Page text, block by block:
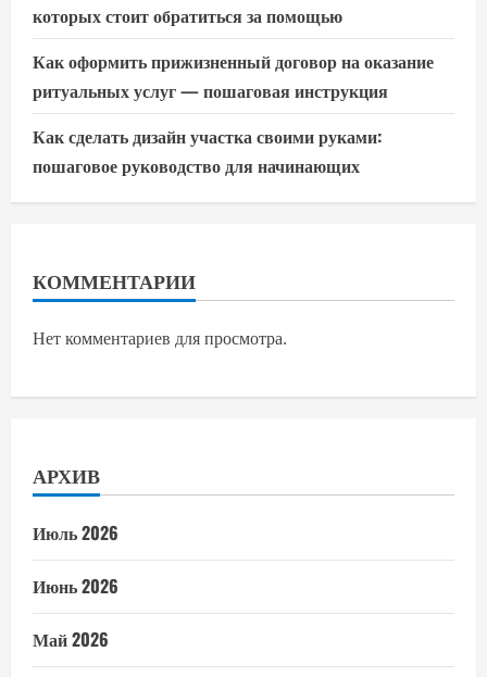
которых стоит обратиться за помощью
Как оформить прижизненный договор на оказание
ритуальных услуг — пошаговая инструкция
Как сделать дизайн участка своими руками:
пошаговое руководство для начинающих
КОММЕНТАРИИ
Нет комментариев для просмотра.
АРХИВ
Июль 2026
Июнь 2026
Май 2026